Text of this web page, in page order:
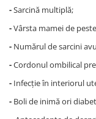
Ingrijire adulti
Siguranta animale
Carduri Cadou
Propuneri Cadou
-Sarcină multiplă;
-Vârsta mamei de
- Numărul de sarcini
-Cordonul ombilical
- Infecție în interiorul
- Boli de inimă ori